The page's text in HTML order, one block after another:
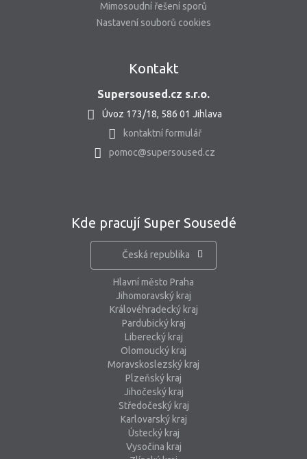
Mimosoudní řešení sporů
Nastavení souborů cookies
Kontakt
Supersoused.cz s.r.o.
Úvoz 173/18, 586 01 Jihlava
kontaktní formulář
pomoc@supersoused.cz
Kde pracují Super Sousedé
Česká republika
Hlavní město Praha
Jihomoravský kraj
Královéhradecký kraj
Pardubický kraj
Liberecký kraj
Olomoucký kraj
Moravskoslezský kraj
Plzeňský kraj
Jihočeský kraj
Středočeský kraj
Karlovarský kraj
Ústecký kraj
Vysočina kraj